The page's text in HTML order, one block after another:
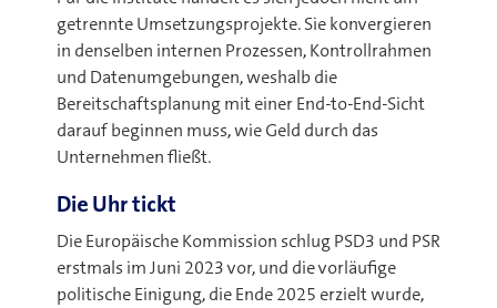
getrennte Umsetzungsprojekte. Sie konvergieren
in denselben internen Prozessen, Kontrollrahmen
und Datenumgebungen, weshalb die
Bereitschaftsplanung mit einer End-to-End-Sicht
darauf beginnen muss, wie Geld durch das
Unternehmen fließt.
Die Uhr tickt
Die Europäische Kommission schlug PSD3 und PSR
erstmals im Juni 2023 vor, und die vorläufige
politische Einigung, die Ende 2025 erzielt wurde,